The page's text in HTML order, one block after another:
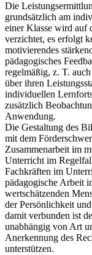
Die
grundsätzlich am
einer Klasse wird auf
verzichtet, es erfolgt
motivierendes
pädagogisches
regelmäßig, z. T.
über ihren
individuellen
zusätzlich
Anwendung.
Die Gestaltung des
mit dem
Zusammenarbeit im
Unterricht im
Fachkräften im
pädagogische Arbeit
wertschätzenden
der Persönlichkeit
damit verbunden ist
unabhängig von Art
Anerkennung des
unterstützen.